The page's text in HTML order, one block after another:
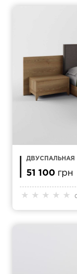
★ ★ ★ ★ ★
ДВУСПАЛЬНАЯ
51 100 грн